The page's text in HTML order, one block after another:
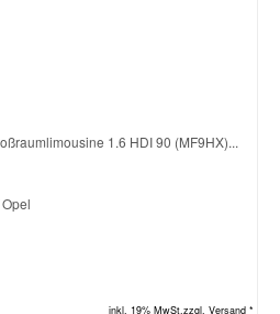
1.6 HDI 90 (MF9HX)...
inkl. 19% MwSt.zzgl. Versand *